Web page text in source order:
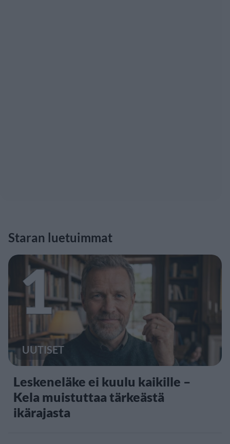
Staran luetuimmat
1
UUTISET
Leskeneläke ei kuulu kaikille –
Kela muistuttaa tärkeästä
ikärajasta